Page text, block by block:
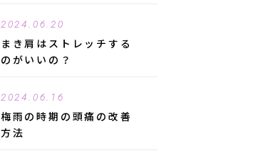
2024.06.20
まき肩はストレッチする
のがいいの？
2024.06.16
梅雨の時期の頭痛の改善
方法